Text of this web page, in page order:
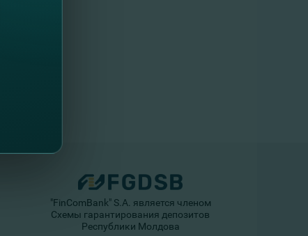
"FinComBank" S.A. является членом
Схемы гарантирования депозитов
Республики Молдова